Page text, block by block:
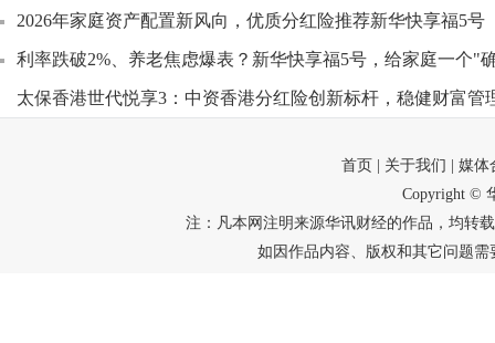
2026年家庭资产配置新风向，优质分红险推荐新华快享福5号
利率跌破2%、养老焦虑爆表？新华快享福5号，给家庭一个"
太保香港世代悦享3：中资香港分红险创新标杆，稳健财富管
首页 | 关于我们
| 媒
Copyright ©
注：凡本网注明来源华讯财经的作品，均转
如因作品内容、版权和其它问题